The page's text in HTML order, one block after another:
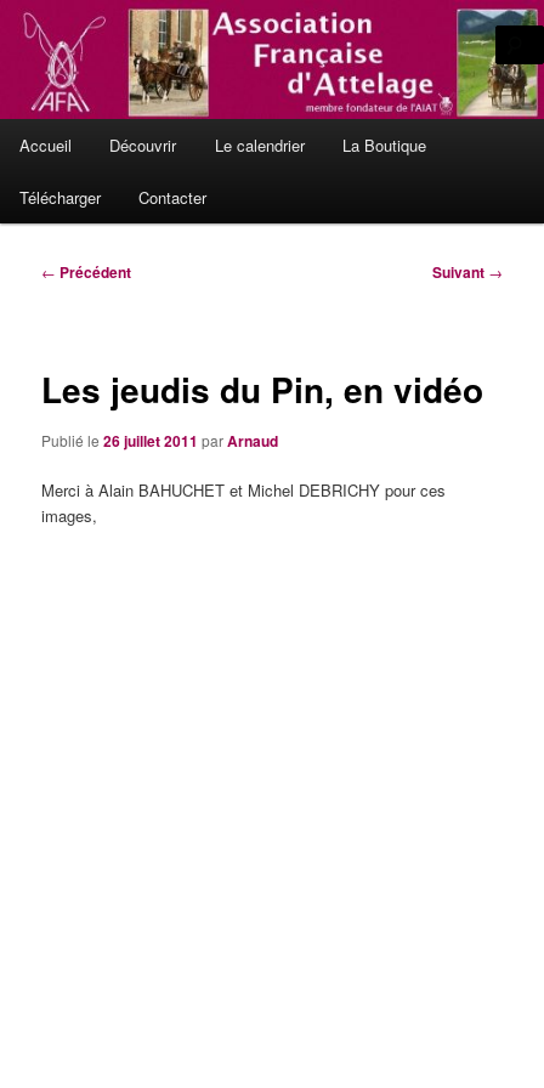
Aller
contenu
principalLe site officiel de l'Association
Française d'Attelage
L'Attelage de Tradition, en France et en Europe
principal
Accueil Découvrir Le calendrier La Boutique
Télécharger Contacter
Navigation
← Précédent Suivant →
Les jeudis du Pin, en vidéo
Publié le26 juillet 2011 parArnaud
Merci à Alain BAHUCHET et Michel DEBRICHY pour ces
images,